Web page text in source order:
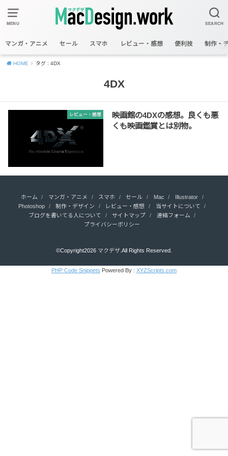
MENU SEARCH
マンガ・アニメ セール スマホ レビュー・感想 便利技 制作・
HOME タグ : 4DX
4DX
レビュー・感想
映画館の4DXの感想。良くも悪
くも映画鑑賞とは別物。
ホーム マンガ・アニメ スマホ セール Mac
Illustrator
Photoshop
制作・デザイン レビュー・感想
当サイトについて
ブログを書いてる人について
サイトマップ
連絡フォーム
プライバシーポリシー
©Copyright2026 マクデザ.All Rights Reserved.
PHP Code Snippets Powered By : XYZScripts.com